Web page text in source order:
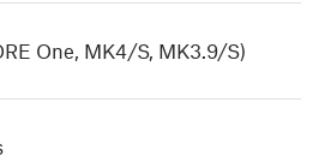
One, MK4/S, MK3.9/S)